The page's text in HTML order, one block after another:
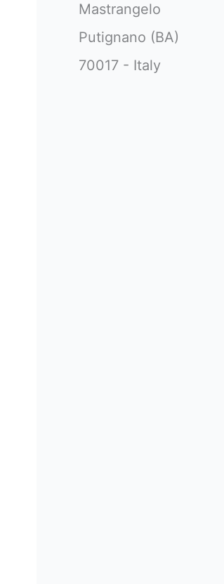
Mastrangelo
Putignano (BA)
70017 - Italy